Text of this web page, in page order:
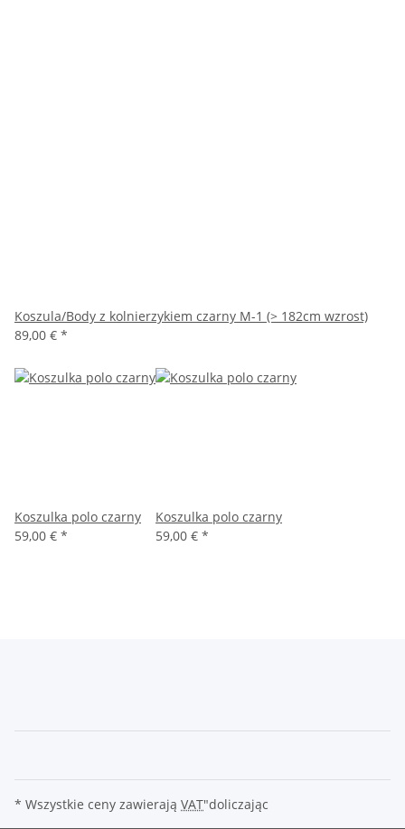
Koszula/Body z kolnierzykiem czarny M-1 (> 182cm wzrost)
89,00 € *
Koszulka polo czarny
59,00 € *
Koszulka polo czarny
59,00 € *
* Wszystkie ceny zawierają VAT"doliczając